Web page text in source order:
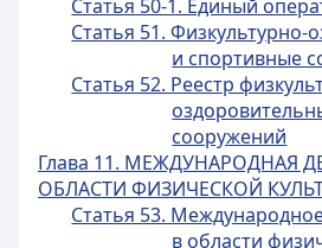
Статья 50-1. Единый
Статья 51. Физкультурно-
и спортивные
Статья 52. Реестр
сооружений
Глава 11. МЕЖДУНАРОДНАЯ
ОБЛАСТИ ФИЗИЧЕСКОЙ
Статья 53.
в области